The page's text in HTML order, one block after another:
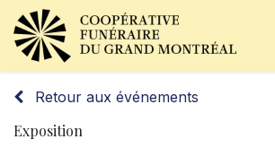
Retour aux événements
Exposition